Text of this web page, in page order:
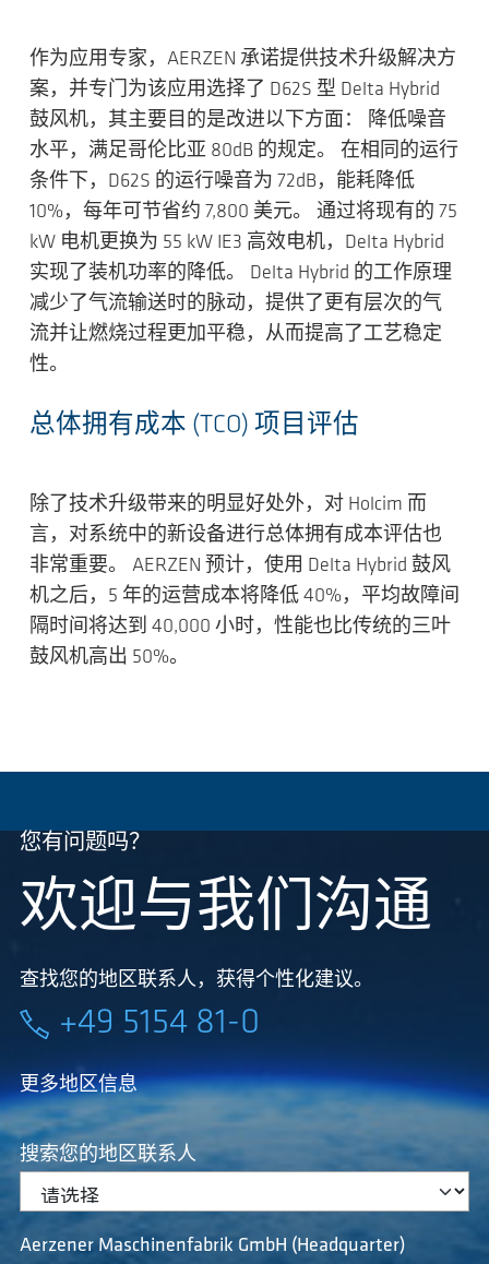
作为应用专家，AERZEN 承诺提供技术升级解决方
案，并专门为该应用选择了 D62S 型 Delta Hybrid
鼓风机，其主要目的是改进以下方面： 降低噪音
水平，满足哥伦比亚 80dB 的规定。 在相同的运行
条件下，D62S 的运行噪音为 72dB，能耗降低
10%，每年可节省约 7,800 美元。 通过将现有的 75
kW 电机更换为 55 kW IE3 高效电机，Delta Hybrid
实现了装机功率的降低。 Delta Hybrid 的工作原理
减少了气流输送时的脉动，提供了更有层次的气
流并让燃烧过程更加平稳，从而提高了工艺稳定
性。
总体拥有成本 (TCO) 项目评估
除了技术升级带来的明显好处外，对 Holcim 而
言，对系统中的新设备进行总体拥有成本评估也
非常重要。 AERZEN 预计，使用 Delta Hybrid 鼓风
机之后，5 年的运营成本将降低 40%，平均故障间
隔时间将达到 40,000 小时，性能也比传统的三叶
鼓风机高出 50%。
您有问题吗？
欢迎与我们沟通
查找您的地区联系人，获得个性化建议。
+49 5154 81-0
更多地区信息
搜索您的地区联系人
Aerzener Maschinenfabrik GmbH (Headquarter)